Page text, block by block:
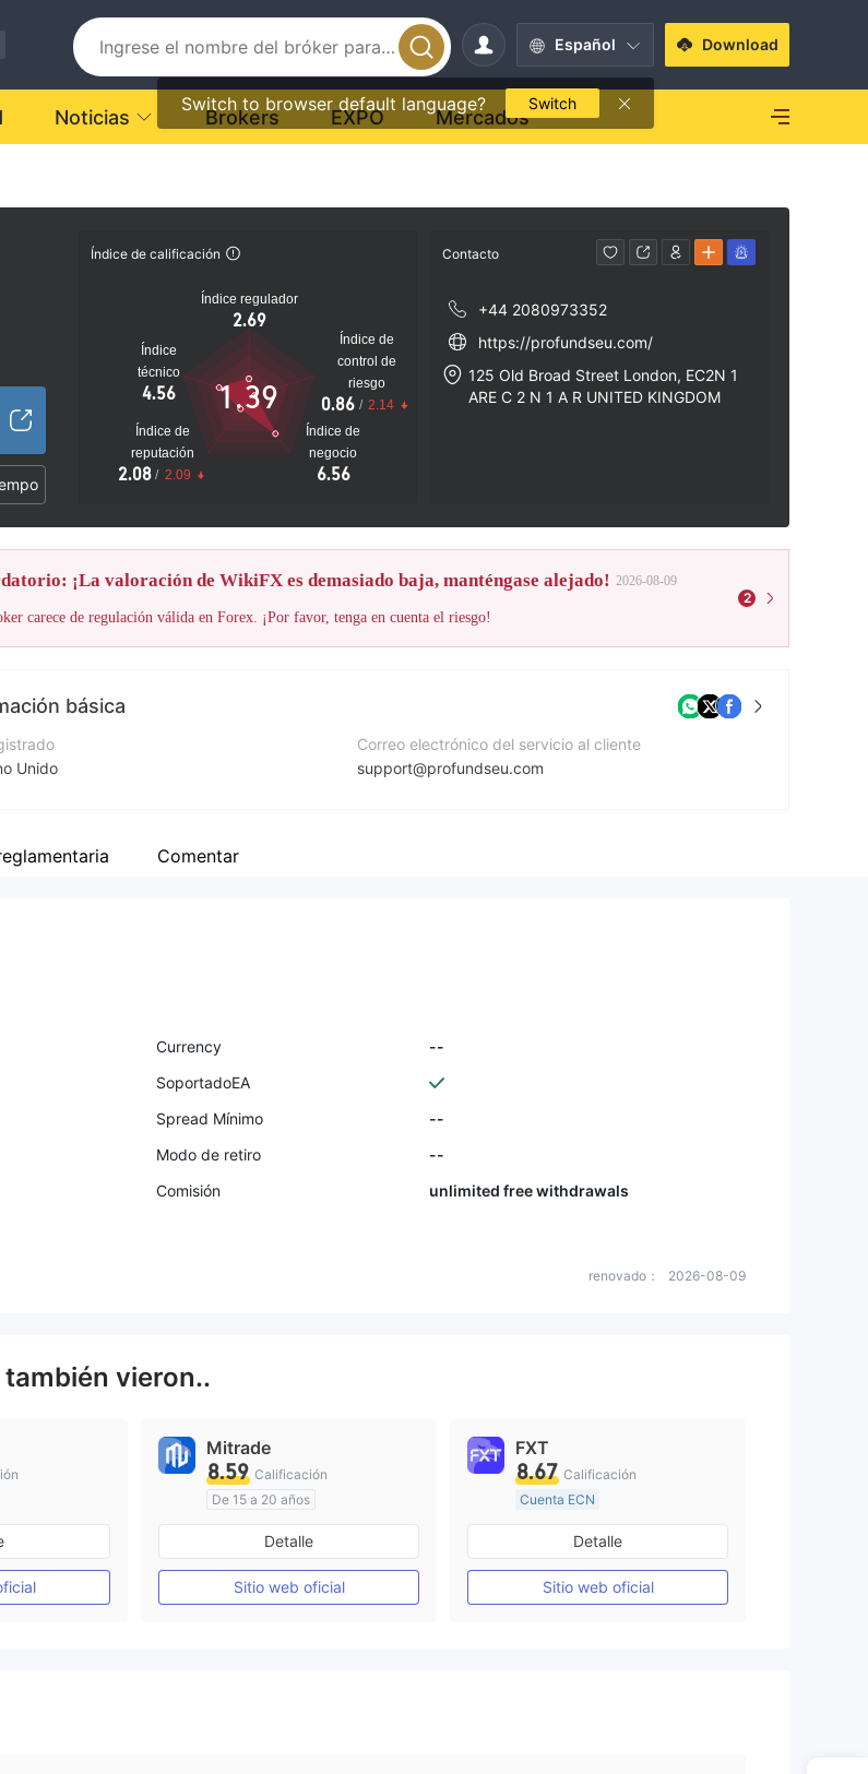
Español
Switch to browser default language? Switch
Download
Noticias Brokers EXPO Mercados
Índice de calificación
Índice regulador
2.69
Índice
técnico
4.56
Índice de
reputación
2.08 / 2.09
Índice de
negocio
6.56
Índice de
control de
riesgo
0.86 / 2.14
1.39
Contacto
+44 2080973352
https://profundseu.com/
125 Old Broad Street London, EC2N 1
ARE C 2 N 1 A R UNITED KINGDOM
¡La valoración de WikiFX es demasiado baja, manténgase alejado! 2026-08-09
carece de regulación válida en Forex. ¡Por favor, tenga en cuenta el riesgo!
2
básica
Unido
Correo electrónico del servicio al cliente
support@profundseu.com
Comentar
Currency
--
SoportadoEA
Spread Mínimo
--
Modo de retiro
--
Comisión
unlimited free withdrawals
renovado： 2026-08-09
también vieron..
Creación Mercado Forex (MM)
de MT4
Mitrade
8.59 Calificación
De 15 a 20 años
Supervisión en Australia
Auto-investigación
Detalle
Sitio web oficial
FXT
8.67 Calificación
Cuenta ECN
Más de 20 años
Supervisión en Australia
Creación Mercado Forex (MM)
Licencia completa de MT4
Detalle
Sitio web oficial